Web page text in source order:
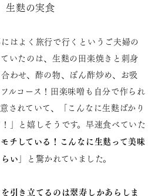
生麩の実食
はよく旅行で行くというご夫婦の
いたのは、生麩の田楽焼きと刺身
わせ、酢の物、ぽん酢炒め、お吸
ルコース！田楽味噌も自分で作られ
されていて、「こんなに生麩ばかり
」と嬉しそうです。早速食べていた
チしている！こんなに生麩って美味
い 」と驚かれていました。
引き立てるのは翠寿しかあらしま